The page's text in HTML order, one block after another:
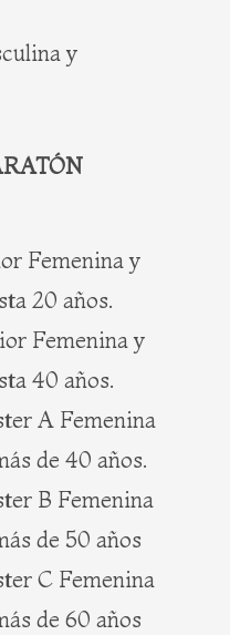
y
Femenina y
20 años.
Femenina y
40 años.
A Femenina
de 40 años.
B Femenina
de 50 años
C Femenina
de 60 años